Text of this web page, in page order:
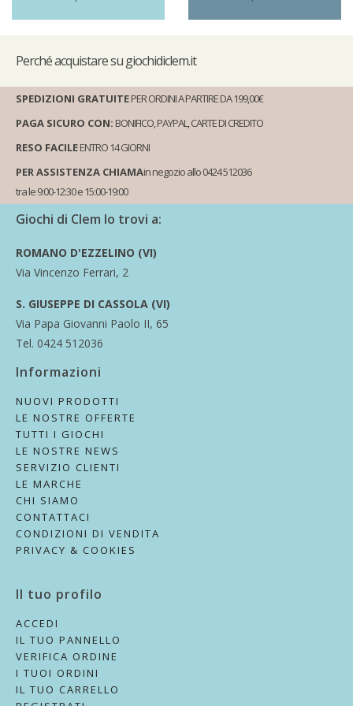
Perchéacquistare su giochidiclem.it
SPEDIZIONI GRATUITEPER ORDINI A PARTIRE DA 199,00€
PAGA SICURO CON: BONIFICO, PAYPAL, CARTE DI CREDITO
RESO FACILEENTRO 14 GIORNI
PER ASSISTENZA CHIAMAin negozio allo 0424 512036
tra le 9:00-12:30 e 15:00-19:00
Giochi di Clem lo trovi a:
ROMANO D'EZZELINO (VI)
Via Vincenzo Ferrari, 2
S. GIUSEPPE DI CASSOLA (VI)
Via Papa Giovanni Paolo II, 65
Tel. 0424 512036
Informazioni
NUOVI PRODOTTI
LE NOSTRE OFFERTE
TUTTI I GIOCHI
LE NOSTRE NEWS
SERVIZIO CLIENTI
LE MARCHE
CHI SIAMO
CONTATTACI
CONDIZIONI DI VENDITA
PRIVACY & COOKIES
Il tuo profilo
ACCEDI
IL TUO PANNELLO
VERIFICA ORDINE
I TUOI ORDINI
IL TUO CARRELLO